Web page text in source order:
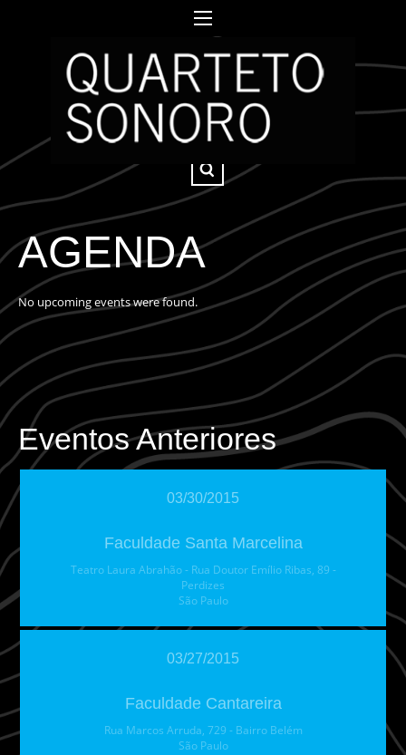
AGENDA
No upcoming events were found.
Eventos Anteriores
03/30/2015
Faculdade Santa Marcelina
Teatro Laura Abrahão - Rua Doutor Emílio Ribas, 89 -
Perdizes
São Paulo
03/27/2015
Faculdade Cantareira
Rua Marcos Arruda, 729 - Bairro Belém
São Paulo